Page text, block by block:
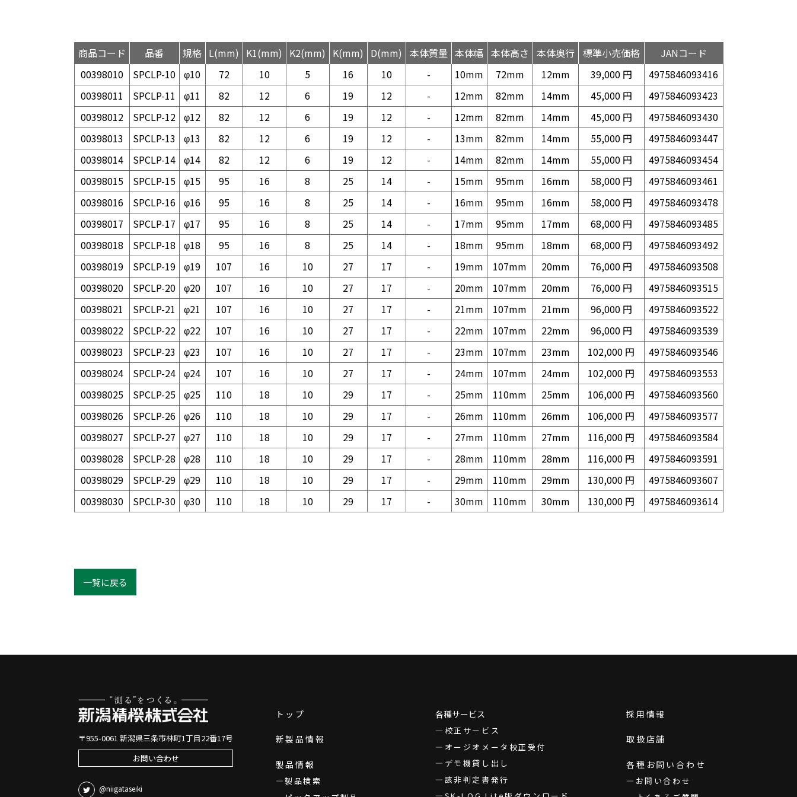
商品コード 品番 規格 L(mm) K1(mm) K2(mm) K(mm) D(mm) 本体質量 本体幅 本体高さ 本体奥行 標準小売価格
JANコード
00398010
SPCLP-10 φ10 72 10 5 16 10 - 10mm 72mm 12mm 39,000 円
4975846093416
00398011
SPCLP-11 φ11 82 12 6 19 12 - 12mm 82mm 14mm 45,000 円
4975846093423
00398012
SPCLP-12 φ12 82 12 6 19 12 - 12mm 82mm 14mm 45,000 円
4975846093430
00398013
SPCLP-13 φ13 82 12 6 19 12 - 13mm 82mm 14mm 55,000 円
4975846093447
00398014
SPCLP-14 φ14 82 12 6 19 12 - 14mm 82mm 14mm 55,000 円
4975846093454
00398015
SPCLP-15 φ15 95 16 8 25 14 - 15mm 95mm 16mm 58,000 円
4975846093461
00398016
SPCLP-16 φ16 95 16 8 25 14 - 16mm 95mm 16mm 58,000 円
4975846093478
00398017
SPCLP-17 φ17 95 16 8 25 14 - 17mm 95mm 17mm 68,000 円
4975846093485
00398018
SPCLP-18 φ18 95 16 8 25 14 - 18mm 95mm 18mm 68,000 円
4975846093492
00398019
SPCLP-19 φ19 107 16 10 27 17 - 19mm 107mm 20mm 76,000 円
4975846093508
00398020
SPCLP-20 φ20 107 16 10 27 17 - 20mm 107mm 20mm 76,000 円
4975846093515
00398021
SPCLP-21 φ21 107 16 10 27 17 - 21mm 107mm 21mm 96,000 円
4975846093522
00398022
SPCLP-22 φ22 107 16 10 27 17 - 22mm 107mm 22mm 96,000 円
4975846093539
00398023
SPCLP-23 φ23 107 16 10 27 17 - 23mm 107mm 23mm 102,000 円
4975846093546
00398024
SPCLP-24 φ24 107 16 10 27 17 - 24mm 107mm 24mm 102,000 円
4975846093553
00398025
SPCLP-25 φ25 110 18 10 29 17 - 25mm 110mm 25mm 106,000 円
4975846093560
00398026
SPCLP-26 φ26 110 18 10 29 17 - 26mm 110mm 26mm 106,000 円
4975846093577
00398027
SPCLP-27 φ27 110 18 10 29 17 - 27mm 110mm 27mm 116,000 円
4975846093584
00398028
SPCLP-28 φ28 110 18 10 29 17 - 28mm 110mm 28mm 116,000 円
4975846093591
00398029
SPCLP-29 φ29 110 18 10 29 17 - 29mm 110mm 29mm 130,000 円
4975846093607
00398030
SPCLP-30 φ30 110 18 10 29 17 - 30mm 110mm 30mm 130,000 円 4975846093614
一覧に戻る
〒955-0061 新潟県三条市林町1丁目22番17号
お問い合わせ
@niigataseiki
トップ
新製品情報
製品情報
製品検索
各種サービス
校正サービス
オージオメータ校正受付
デモ機貸し出し
該非判定書発行
採用情報
取扱店舗
各種お問い合わせ
お問い合わせ